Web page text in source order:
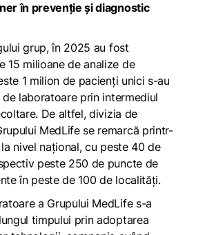
în prevenție și diagnostic
grup, în 2025 au fost
15 milioane de analize de
1 milion de pacienți unici s-au
laboratoare prin intermediul
De altfel, divizia de
MedLife se remarcă printr-
nivel național, cu peste 40 de
peste 250 de puncte de
în peste de 100 de localități.
a Grupului MedLife s-a
timpului prin adoptarea